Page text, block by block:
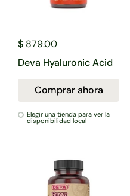
$ 879.00
Deva Hyaluronic Acid
Comprar ahora
Elegir una tienda para ver la
disponibilidad local